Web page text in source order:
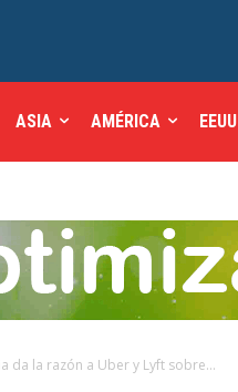
ASIA AMÉRICA EEUU
da la razón a Uber y Lyft sobre...